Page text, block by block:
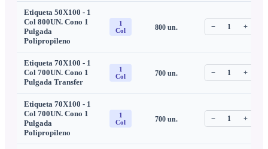
Etiqueta 50X100 - 1
Col 800UN. Cono 1
Pulgada
Polipropileno
1
Col
800 un. − 1 +
Etiqueta 70X100 - 1
Col 700UN. Cono 1
Pulgada Transfer
1
Col
700 un. − 1 +
Etiqueta 70X100 - 1
Col 700UN. Cono 1
Pulgada
Polipropileno
1
Col
700 un. − 1 +